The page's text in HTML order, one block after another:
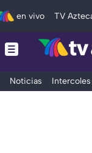
en vivo TV
Noticias